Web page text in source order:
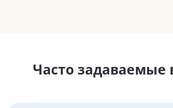
Часто задаваемые